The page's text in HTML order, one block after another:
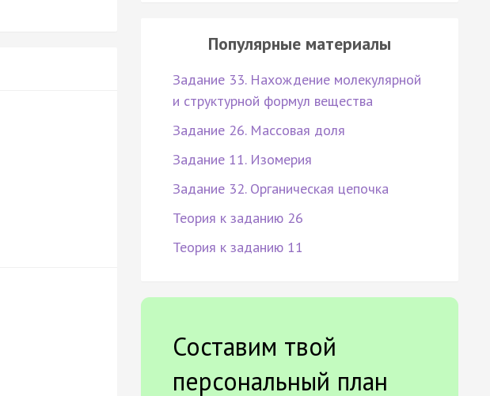
Популярные материалы
Задание 33. Нахождение молекулярной
и структурной формул вещества
Задание 26. Массовая доля
Задание 11. Изомерия
Задание 32. Органическая цепочка
Теория к заданию 26
Теория к заданию 11
Составим твой
персональный план